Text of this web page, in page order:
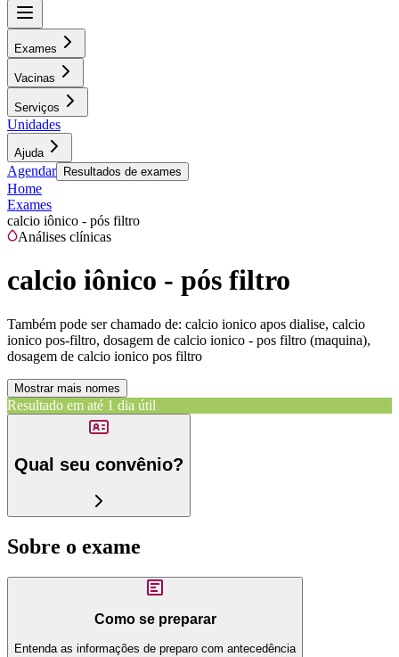
Exames
Vacinas
Serviços
Unidades
Ajuda
Agendar Resultados de exames
Home
Exames
calcio iônico - pós filtro
Análises clínicas
calcio iônico - pós filtro
Também pode ser chamado de: calcio ionico apos dialise, calcio
ionico pos-filtro, dosagem de calcio ionico - pos filtro (maquina),
dosagem de calcio ionico pos filtro
Mostrar mais nomes
Resultado em até 1 dia útil
Qual seu convênio?
Sobre o exame
Como se preparar
Entenda as informações de preparo com antecedência